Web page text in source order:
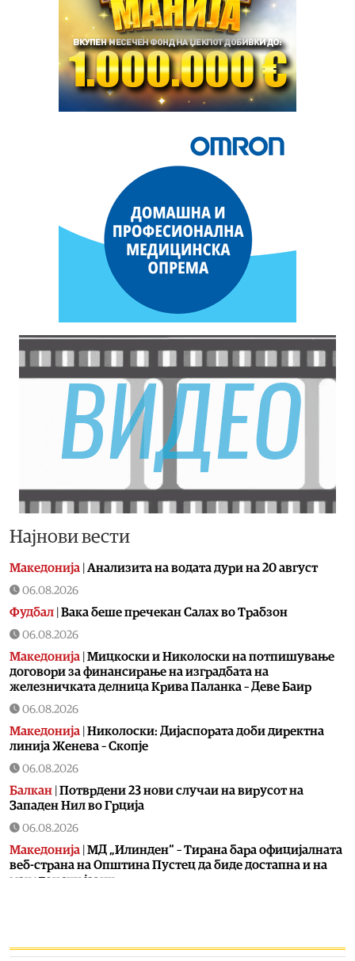
Најнови вести
Македонија Aнализита на водата дури на 20 август
06.08.2026
Фудбал Вака беше пречекан Салах во Трабзон
06.08.2026
Македонија Мицкоски и Николоски на потпишување
договори за финансирање на изградбата на
железничката делница Крива Паланка – Деве Баир
06.08.2026
Македонија Николоски: Дијаспората доби директна
линија Женева – Скопје
06.08.2026
Балкан Потврдени 23 нови случаи на вирусот на
Западен Нил во Грција
06.08.2026
Македонија МД „Илинден“ – Тирана бара официјалната
веб-страна на Општина Пустец да биде достапна и на
македонски јазик
06.08.2026